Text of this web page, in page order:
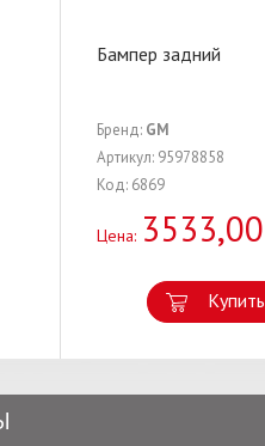
Бампер задний
Бренд: GM
Артикул: 95978858
Код: 6869
Цена: 3533,00
Купить